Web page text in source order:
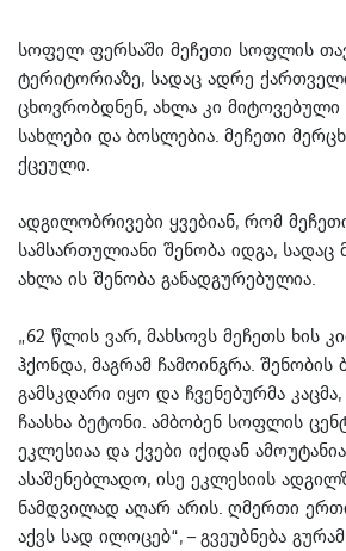
სოფელ ფერსაში მეჩეთი სოფლის
ტერიტორიაზე, სადაც ადრე
ცხოვრობდნენ, ახლა კი
სახლები და ბოსლებია. მეჩეთი
ქცეული.
ადგილობრივები ყვებიან, რომ
სამსართულიანი შენობა იდგა,
ახლა ის შენობა განადგურებულია.
„62 წლის ვარ, მახსოვს მეჩეთს ხის
ჰქონდა, მაგრამ ჩამოინგრა. შენობის
გამსკდარი იყო და ჩვენებურმა
ჩაასხა ბეტონი. ამბობენ სოფლის
ეკლესიაა და ქვები იქიდან
ასაშენებლადო, ისე ეკლესიის
ნამდვილად აღარ არის. ღმერთი
აქვს სად ილოცებ“, – გვეუბნება